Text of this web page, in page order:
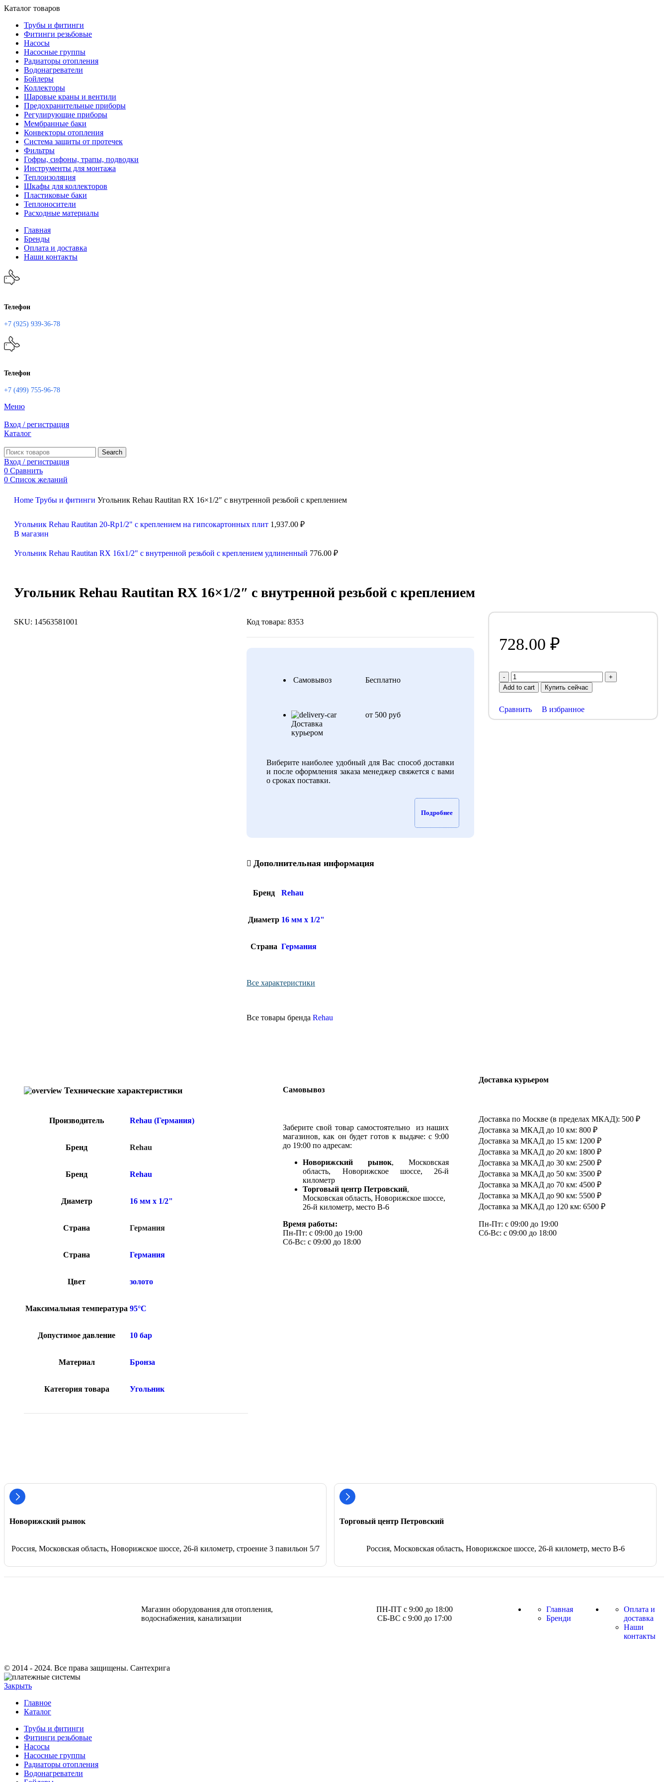
Каталог товаров
Трубы и фитинги
Фитинги резьбовые
Насосы
Насосные группы
Радиаторы отопления
Водонагреватели
Бойлеры
Коллекторы
Шаровые краны и вентили
Предохранительные приборы
Регулирующие приборы
Мембранные баки
Конвекторы отопления
Система защиты от протечек
Фильтры
Гофры, сифоны, трапы, подводки
Инструменты для монтажа
Теплоизоляция
Шкафы для коллекторов
Пластиковые баки
Теплоносители
Расходные материалы
Главная
Бренды
Оплата и доставка
Наши контакты
Телефон
+7 (925) 939-36-78
Телефон
+7 (499) 755-96-78
Меню
Вход / регистрация
Каталог
Search
Вход / регистрация
0 Сравнить
0 Список желаний
Search
Home Трубы и фитинги Угольник Rehau Rautitan RX 16×1/2″ с внутренной резьбой с креплением
Угольник Rehau Rautitan 20-Rp1/2" с креплением на гипсокартонных плит 1,937.00 ₽
В магазин
Угольник Rehau Rautitan RX 16x1/2" с внутренной резьбой с креплением удлиненный 776.00 ₽
Угольник Rehau Rautitan RX 16×1/2″ с внутренной резьбой с креплением
SKU: 14563581001 Код товара: 8353
Самовывоз Бесплатно
Доставка
курьером
от 500 руб
Виберите наиболее удобный для Вас способ доставки
и после оформления заказа менеджер свяжется с вами
о сроках поставки.
Подробнее
Дополнительная информация
Бренд Rehau
Диаметр 16 мм x 1/2"
Страна Германия
Все характеристики
Все товары брендаRehau
728.00₽
Add to cart Купить сейчас
Сравнить В избранное
Технические характеристики
Производитель Rehau (Германия)
Бренд Rehau
Бренд Rehau
Диаметр 16 мм x 1/2"
Страна Германия
Страна Германия
Цвет золото
Максимальная температура 95°C
Допустимое давление 10 бар
Материал Бронза
Категория товара Угольник
Самовывоз
Заберите свой товар самостоятельно из наших
магазинов, как он будет готов к выдаче: с 9:00
до 19:00 по адресам:
Новорижский рынок, Московская
область, Новорижское шоссе, 26-й
километр
Торговый центр Петровский,
Московская область, Новорижское шоссе,
26-й километр, место В-6
Время работы:
Пн-Пт: с 09:00 до 19:00
Сб-Вс: с 09:00 до 18:00
Доставка курьером
Доставка по Москве (в пределах МКАД): 500 ₽
Доставка за МКАД до 10 км: 800 ₽
Доставка за МКАД до 15 км: 1200 ₽
Доставка за МКАД до 20 км: 1800 ₽
Доставка за МКАД до 30 км: 2500 ₽
Доставка за МКАД до 50 км: 3500 ₽
Доставка за МКАД до 70 км: 4500 ₽
Доставка за МКАД до 90 км: 5500 ₽
Доставка за МКАД до 120 км: 6500 ₽
Пн-Пт: с 09:00 до 19:00
Сб-Вс: с 09:00 до 18:00
Новорижский рынок
Россия, Московская область, Новорижское шоссе, 26-й километр, строение 3 павильон 5/7
Торговый центр Петровский
Россия, Московская область, Новорижское шоссе, 26-й километр, место В-6
Магазин оборудования для отопления,
водоснабжения, канализации
ПН-ПТ с 9:00 до 18:00
СБ-ВС с 9:00 до 17:00
Главная
Бренди
Оплата и
доставка
Наши
контакты
© 2014 - 2024. Все права защищены. Сантехрига
Закрыть
Главное
Каталог
Трубы и фитинги
Фитинги резьбовые
Насосы
Насосные группы
Радиаторы отопления
Водонагреватели